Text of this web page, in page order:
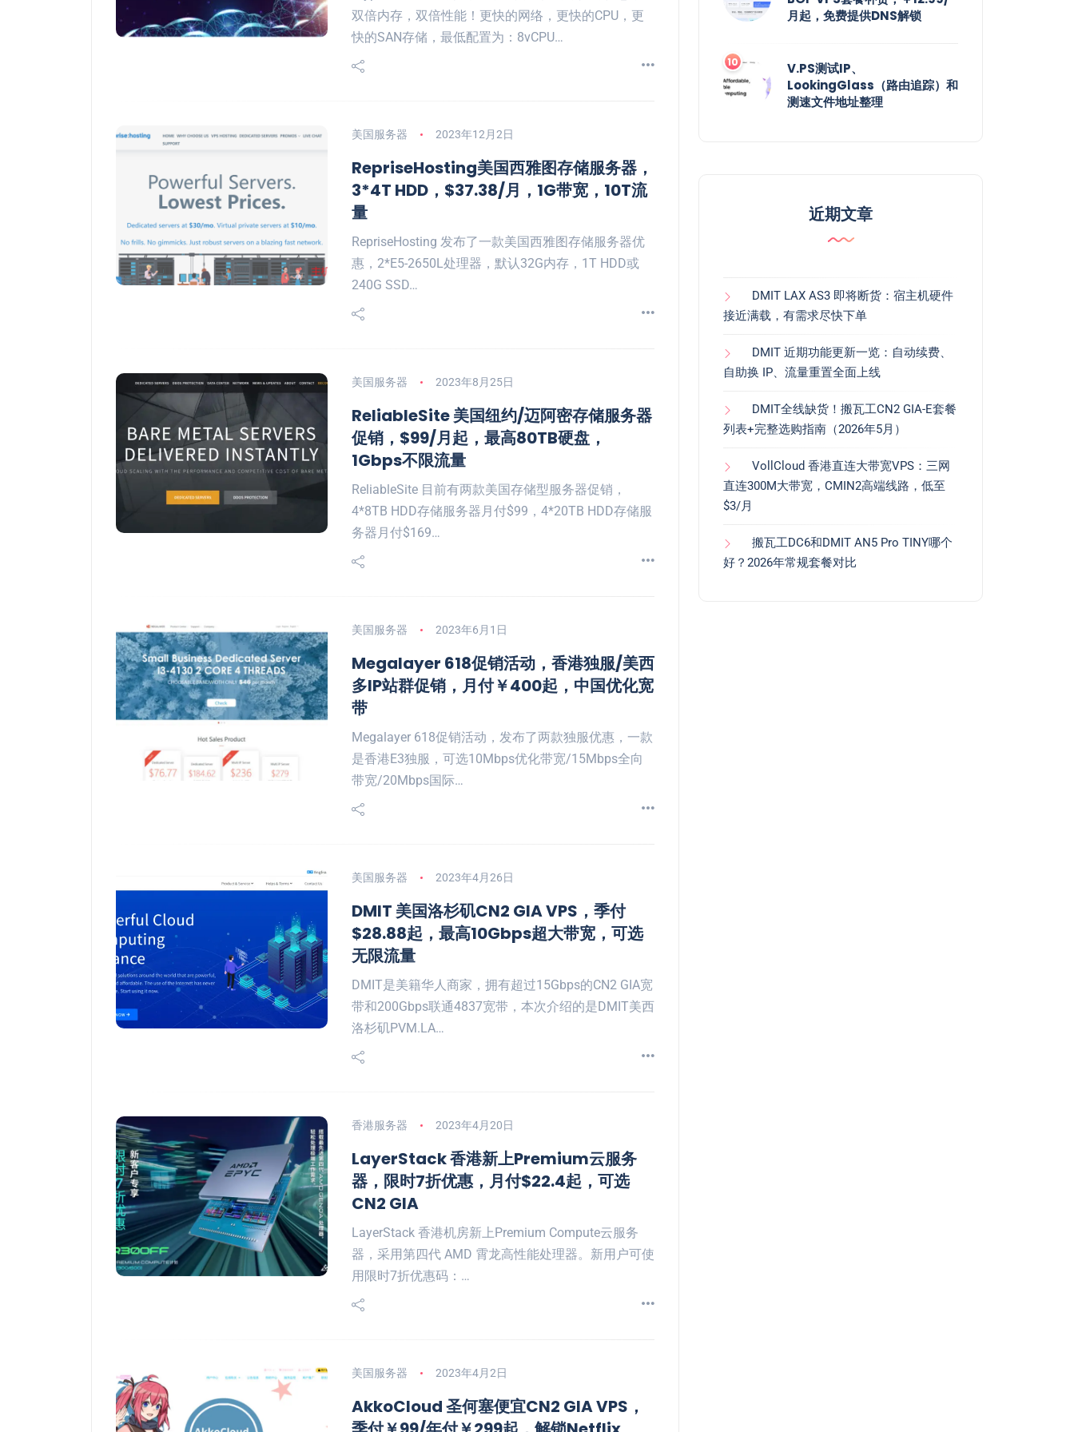
双倍内存，双倍性能！更快的网络，更快的CPU，更
快的SAN存储，最低配置为：8vCPU…
美国服务器 2023年12月2日
RepriseHosting美国西雅图存储服务器，
3*4T HDD，$37.38/月，1G带宽，10T流
量
RepriseHosting 发布了一款美国西雅图存储服务器优
惠，2*E5-2650L处理器，默认32G内存，1T HDD或
240G SSD…
美国服务器 2023年8月25日
ReliableSite 美国纽约/迈阿密存储服务器
促销，$99/月起，最高80TB硬盘，
1Gbps不限流量
ReliableSite 目前有两款美国存储型服务器促销，
4*8TB HDD存储服务器月付$99，4*20TB HDD存储服
务器月付$169…
美国服务器 2023年6月1日
Megalayer 618促销活动，香港独服/美西
多IP站群促销，月付￥400起，中国优化宽
带
Megalayer 618促销活动，发布了两款独服优惠，一款
是香港E3独服，可选10Mbps优化带宽/15Mbps全向
带宽/20Mbps国际…
美国服务器 2023年4月26日
DMIT 美国洛杉矶CN2 GIA VPS，季付
$28.88起，最高10Gbps超大带宽，可选
无限流量
DMIT是美籍华人商家，拥有超过15Gbps的CN2 GIA宽
带和200Gbps联通4837宽带，本次介绍的是DMIT美西
洛杉矶PVM.LA…
香港服务器 2023年4月20日
LayerStack 香港新上Premium云服务
器，限时7折优惠，月付$22.4起，可选
CN2 GIA
LayerStack 香港机房新上Premium Compute云服务
器，采用第四代 AMD 霄龙高性能处理器。新用户可使
用限时7折优惠码：…
美国服务器 2023年4月2日
AkkoCloud 圣何塞便宜CN2 GIA VPS，
月起，免费提供DNS解锁
V.PS测试IP、
LookingGlass（路由追踪）和
测速文件地址整理
近期文章
DMIT LAX AS3 即将断货：宿主机硬件
接近满载，有需求尽快下单
DMIT 近期功能更新一览：自动续费、
自助换 IP、流量重置全面上线
DMIT全线缺货！搬瓦工CN2 GIA-E套餐
列表+完整选购指南（2026年5月）
VollCloud 香港直连大带宽VPS：三网
直连300M大带宽，CMIN2高端线路，低至
$3/月
搬瓦工DC6和DMIT AN5 Pro TINY哪个
好？2026年常规套餐对比